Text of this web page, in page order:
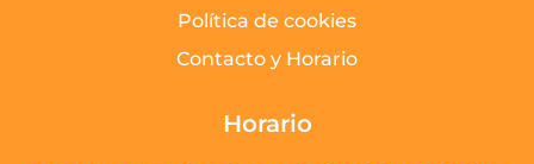
Política de cookies
Contacto y Horario
Horario